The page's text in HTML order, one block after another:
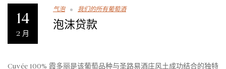
14
2 月
气泡 我们的所有葡萄酒
泡沫贷款
Cuvée 100% 霞多丽是该葡萄品种与圣路易酒庄风土成功结合的独特